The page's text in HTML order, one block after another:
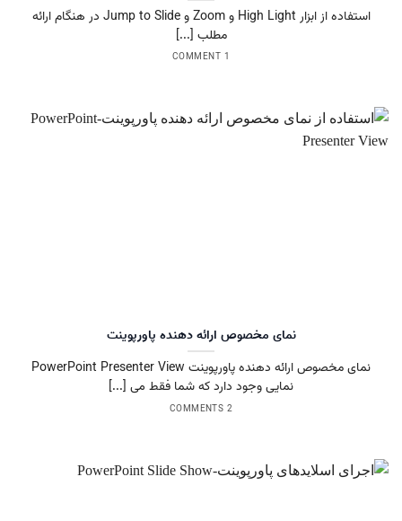
استفاده از ابزار High Light و Zoom و Jump to Slide در هنگام ارائه
مطلب [...]
1 COMMENT
نمای مخصوص ارائه دهنده پاورپوینت
نمای مخصوص ارائه دهنده پاورپوینت PowerPoint Presenter View
نمایی وجود دارد که شما فقط می [...]
2 COMMENTS